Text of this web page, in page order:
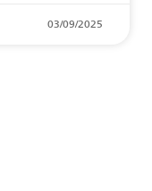
03/09/2025